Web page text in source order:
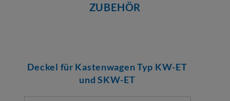
ZUBEHÖR
Deckel für Kastenwagen Typ KW-ET
und SKW-ET